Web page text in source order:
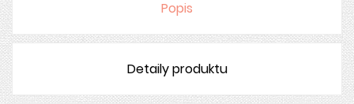
Popis
Detaily produktu